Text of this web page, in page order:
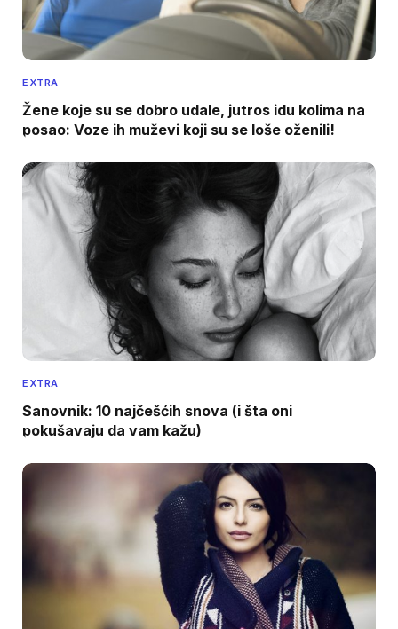
EXTRA
Žene koje su se dobro udale, jutros idu kolima na
posao: Voze ih muževi koji su se loše oženili!
EXTRA
Sanovnik: 10 najčešćih snova (i šta oni
pokušavaju da vam kažu)